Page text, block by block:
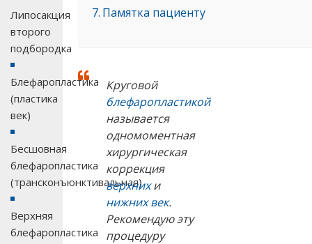
Липосакция
второго
подбородка
Блефаропластика
(пластика
век)
Бесшовная
блефаропластика
(трансконъюнктивальная)
Верхняя
блефаропластика
Памятка пациенту
Круговой
блефаропластикой
называется
одномоментная
хирургическая
коррекция
верхнихи
нижних век.
Рекомендую эту
процедуру